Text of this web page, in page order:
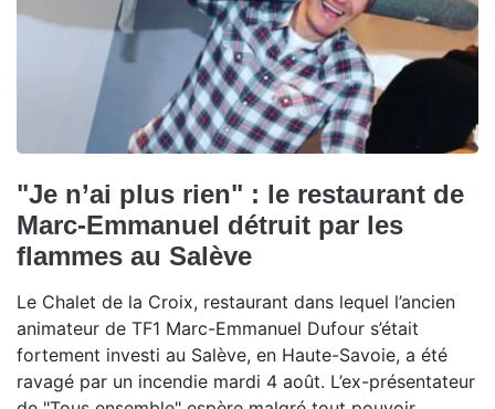
"Je n’ai plus rien" : le restaurant de
Marc-Emmanuel détruit par les
flammes au Salève
Le Chalet de la Croix, restaurant dans lequel l’ancien
animateur de TF1 Marc-Emmanuel Dufour s’était
fortement investi au Salève, en Haute-Savoie, a été
ravagé par un incendie mardi 4 août. L’ex-présentateur